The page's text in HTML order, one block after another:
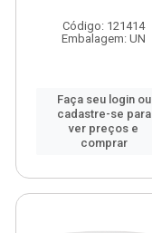
Código: 121414
Embalagem: UN
Faça seu login ou
cadastre-se para
ver preços e
comprar